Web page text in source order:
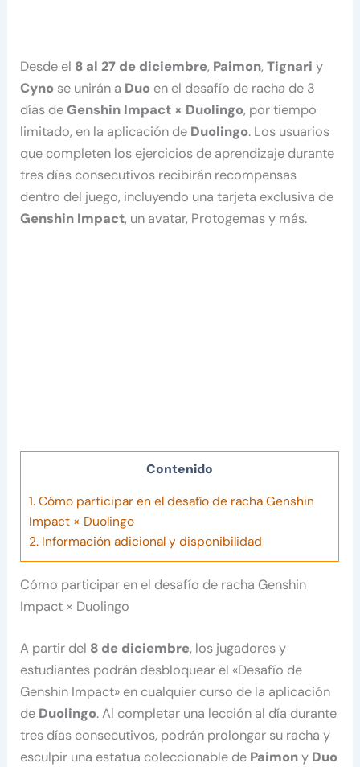
Desde el 8 al 27 de diciembre, Paimon,Tignari y
Cyno se unirán a Duo en el desafío de racha de 3
días deGenshin Impact × Duolingo, por tiempo
limitado, en la aplicación de Duolingo. Los usuarios
que completen los ejercicios de aprendizaje durante
tres días consecutivos recibirán recompensas
dentro del juego, incluyendo una tarjeta exclusiva de
Genshin Impact, un avatar, Protogemas y más.
Contenido
1. Cómo participar en el desafío de racha Genshin
Impact × Duolingo
2. Información adicional y disponibilidad
Cómo participar en el desafío de racha Genshin
Impact × Duolingo
A partir del 8 de diciembre, los jugadores y
estudiantes podrán desbloquear el «Desafío de
Genshin Impact» en cualquier curso de la aplicación
de Duolingo. Al completar una lección al día durante
tres días consecutivos, podrán prolongar su racha y
esculpir una estatua coleccionable de Paimony Duo